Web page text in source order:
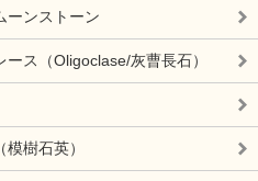
ーンストーン
ス（Oligoclase/灰曹長石）
樹石英）